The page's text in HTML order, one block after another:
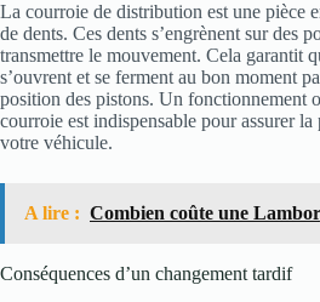
La courroie de distribution est une pièce
de dents. Ces dents s’engrènent sur des
transmettre le mouvement. Cela garantit
s’ouvrent et se ferment au bon moment
position des pistons. Un fonctionnement
courroie est indispensable pour assurer la
votre véhicule.
A lire : Combien coûte une
Conséquences d’un changement tardif